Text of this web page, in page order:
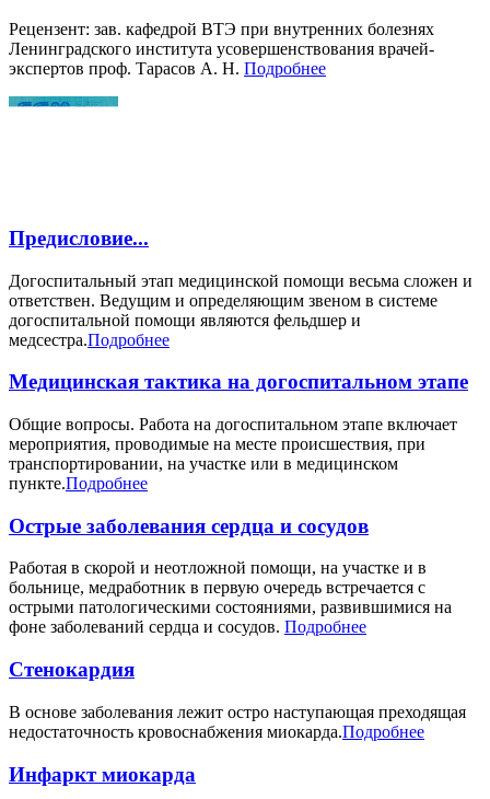
Рецензент: зав. кафедрой ВТЭ при внутренних болезнях
Ленинградского института усовершенствования врачей-
экспертов проф. Тарасов А. Н. Подробнее
Предисловие...
Догоспитальный этап медицинской помощи весьма сложен и
ответствен. Ведущим и определяющим звеном в системе
догоспитальной помощи являются фельдшер и
медсестра.Подробнее
Медицинская тактика на догоспитальном этапе
Общие вопросы. Работа на догоспитальном этапе включает
мероприятия, проводимые на месте происшествия, при
транспортировании, на участке или в медицинском
пункте.Подробнее
Острые заболевания сердца и сосудов
Работая в скорой и неотложной помощи, на участке и в
больнице, медработник в первую очередь встречается с
острыми патологическими состояниями, развившимися на
фоне заболеваний сердца и сосудов. Подробнее
Стенокардия
В основе заболевания лежит остро наступающая преходящая
недостаточность кровоснабжения миокарда.Подробнее
Инфаркт миокарда